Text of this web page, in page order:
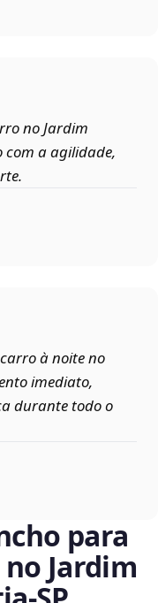
no Jardim
com a agilidade,
à noite no
imediato,
durante todo o
para
Jardim